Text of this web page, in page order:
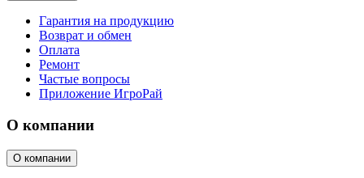
Гарантия на продукцию
Возврат и обмен
Оплата
Ремонт
Частые вопросы
Приложение ИгроРай
О компании
О компании